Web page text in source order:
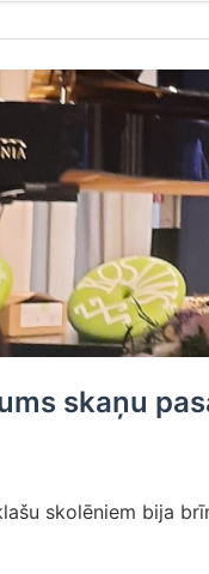
skaņu
skolēniem bija